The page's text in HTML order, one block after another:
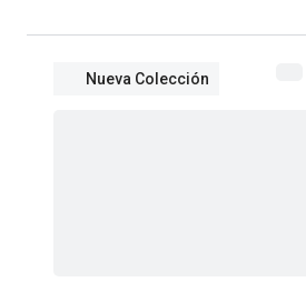
Nueva Colección